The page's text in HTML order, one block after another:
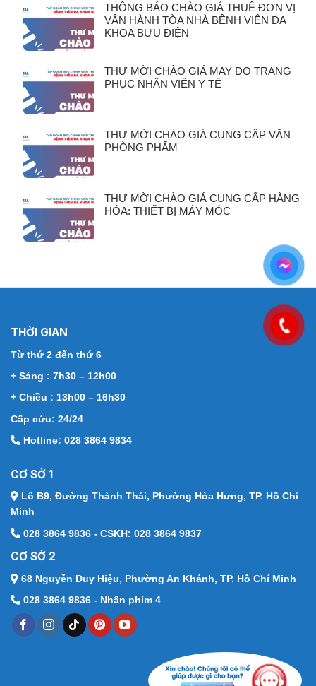
THÔNG BÁO CHÀO GIÁ THUÊ ĐƠN VỊ
VẬN HÀNH TÒA NHÀ BỆNH VIỆN ĐA
KHOA BƯU ĐIỆN
THƯ MỜI CHÀO GIÁ MAY ĐO TRANG
PHỤC NHÂN VIÊN Y TẾ
THƯ MỜI CHÀO GIÁ CUNG CẤP VĂN
PHÒNG PHẨM
THƯ MỜI CHÀO GIÁ CUNG CẤP HÀNG
HÓA: THIẾT BỊ MÁY MÓC
THỜI GIAN
Từ thứ 2 đến thứ 6
+ Sáng : 7h30 – 12h00
+ Chiều : 13h00 – 16h30
Cấp cứu: 24/24
Hotline: 028 3864 9834
CƠ SỞ 1
Lô B9, Đường Thành Thái, Phường Hòa Hưng, TP. Hồ Chí
Minh
028 3864 9836 - CSKH: 028 3864 9837
CƠ SỞ 2
68 Nguyễn Duy Hiệu, Phường An Khánh, TP. Hồ Chí Minh
028 3864 9836 - Nhấn phím 4